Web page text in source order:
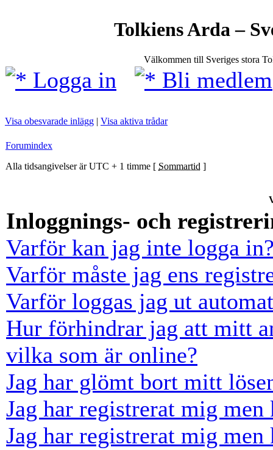
Tolkiens Arda –
Välkommen till Sveriges stora
Logga in Bli medlem
Visa obesvarade inlägg | Visa aktiva trådar
Forumindex
Alla tidsangivelser är UTC + 1 timme [ Sommartid ]
Inloggnings- och
Varför kan jag inte logga
Varför måste jag ens
Varför loggas jag ut
Hur förhindrar jag att mitt
vilka som är online?
Jag har glömt bort mitt
Jag har registrerat mig
Jag har registrerat mig